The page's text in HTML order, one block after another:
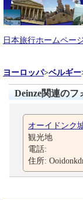
日本旅行ホームペー
ヨーロッパ>ベルギー
Deinze関連のフ
オーイドンク
観光地
電話:
住所: